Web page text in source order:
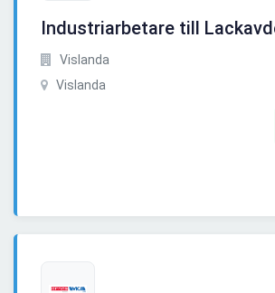
Industriarbetare till
Vislanda
Vislanda